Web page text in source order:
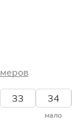
33 34
мало